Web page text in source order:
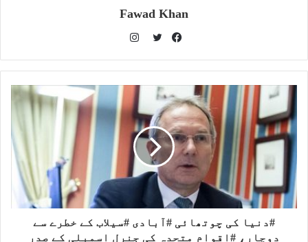
Fawad Khan
a
c
e
b
o
o
w
i
t
e
r
s
t
m
#دنیا کی چوتھائی #آبادی #سیلاب کے خطرے سے
دوچار، #اقوام متحدہ کی جنرل اسمبلی کے صدر